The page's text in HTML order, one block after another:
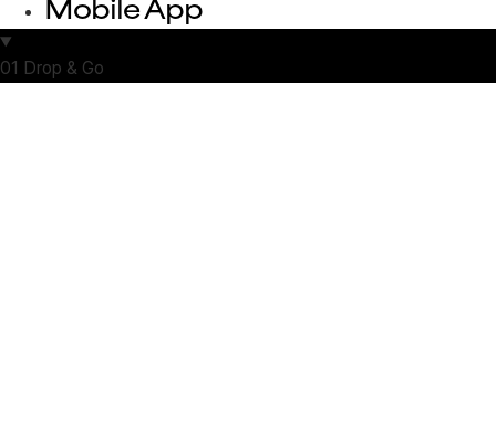
Mobile App
01 Drop & Go